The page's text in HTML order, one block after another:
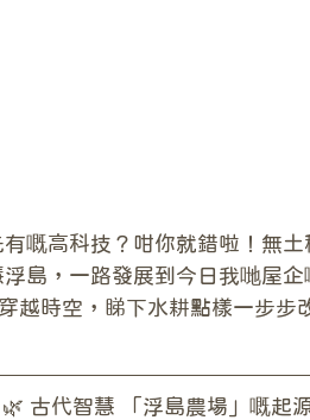
嘅高科技？咁你就錯啦！無
島，一路發展到今日我哋屋
越時空，睇下水耕點樣一步步
🌿 古代智慧 「浮島農場」嘅起